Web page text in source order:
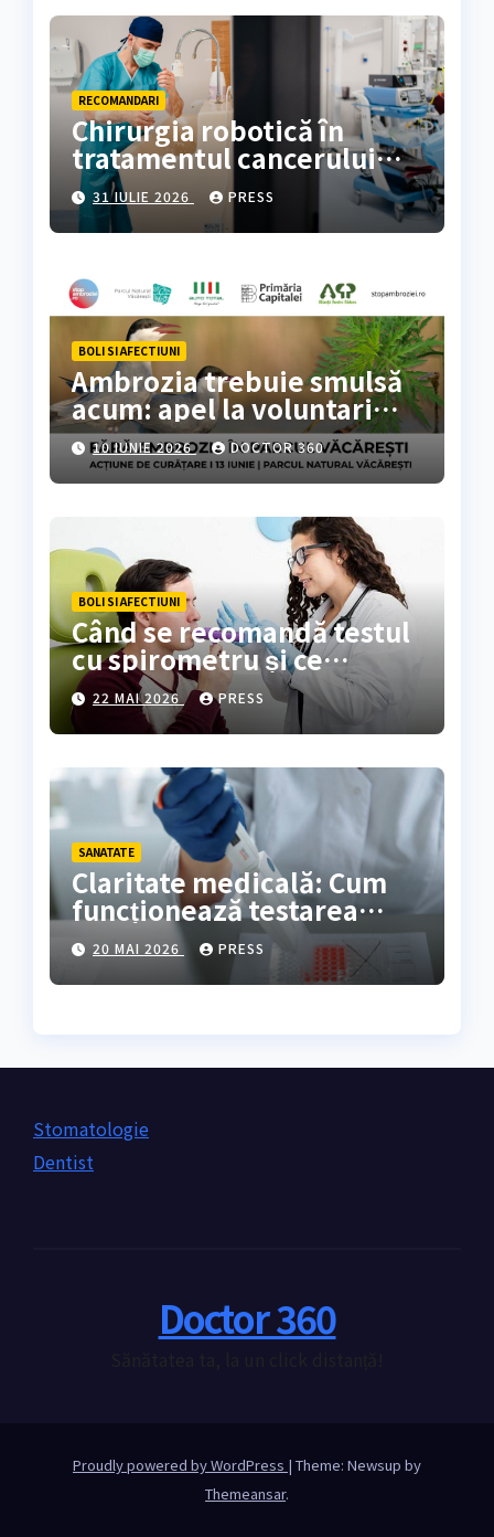
RECOMANDARI
Chirurgia robotică în
tratamentul cancerului
colorectal
31 IULIE 2026 PRESS
BOLI SI AFECTIUNI
Ambrozia trebuie smulsă
acum: apel la voluntari
pentru acțiune de curățare
în Parcul Natural
Văcărești
10 IUNIE 2026 DOCTOR 360
BOLI SI AFECTIUNI
Când se recomandă testul
cu spirometru și ce
rezultate oferă?
22 MAI 2026 PRESS
SANATATE
Claritate medicală: Cum
funcționează testarea
genetică și cine are
nevoie de ea?
20 MAI 2026 PRESS
Stomatologie
Dentist
Doctor 360
Proudly powered by WordPress | Theme: Newsup by
Themeansar.